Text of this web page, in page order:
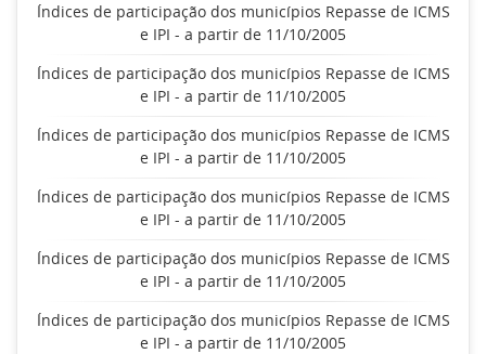
Índices de participação dos municípios Repasse de ICMS
e IPI - a partir de 11/10/2005
Índices de participação dos municípios Repasse de ICMS
e IPI - a partir de 11/10/2005
Índices de participação dos municípios Repasse de ICMS
e IPI - a partir de 11/10/2005
Índices de participação dos municípios Repasse de ICMS
e IPI - a partir de 11/10/2005
Índices de participação dos municípios Repasse de ICMS
e IPI - a partir de 11/10/2005
Índices de participação dos municípios Repasse de ICMS
e IPI - a partir de 11/10/2005